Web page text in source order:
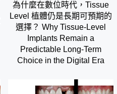
為什麼在數位時代，Tissue
Level 植體仍是長期可預期的
選擇？ Why Tissue-Level
Implants Remain a
Predictable Long-Term
Choice in the Digital Era